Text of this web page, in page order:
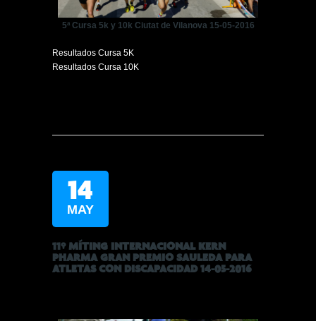
5ª Cursa 5k y 10k Ciutat de Vilanova 15-05-2016
Resultados Cursa 5K
Resultados Cursa 10K
14
MAY
11º MÍTING INTERNACIONAL KERN
PHARMA GRAN PREMIO SAULEDA PARA
ATLETAS CON DISCAPACIDAD 14-05-2016